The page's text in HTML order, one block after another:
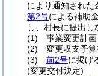
により通知された
第2号による補助
し、村長に提出し
(1)
事業変更計
(2)
変更収支予
(3)
前2号に掲げ
(変更交付決定)